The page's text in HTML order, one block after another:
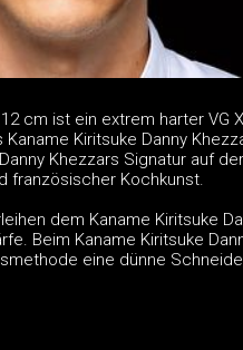
cm ist ein extrem harter VG
Kiritsuke Danny
Khezzars Signatur auf
französischer Kochkunst.
dem Kaname Kiritsuke
Beim Kaname Kiritsuke
eine dünne